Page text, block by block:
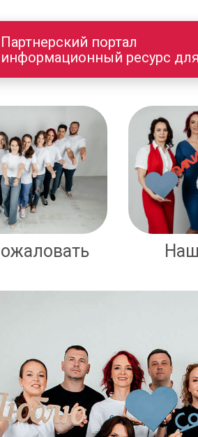
Партнерский портал
информационный ресурс